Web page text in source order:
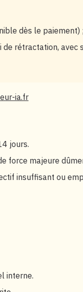
dès le paiement) ;
rétractation, avec
ia.fr
jours.
force majeure
insuffisant ou
interne.